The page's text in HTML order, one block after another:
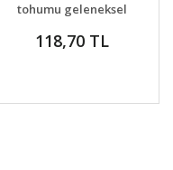
tohumu geleneksel
fistulosum
118,70 TL